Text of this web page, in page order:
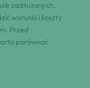
zadłużonych,
warunki i koszty
Przed
porównać